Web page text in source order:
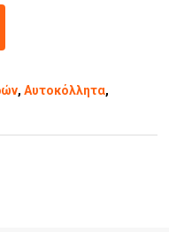
,Αυτοκόλλητα,